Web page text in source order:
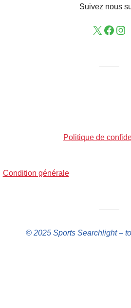
Suivez nous
Politique de
Condition générale
© 2025 Sports Searchlight –